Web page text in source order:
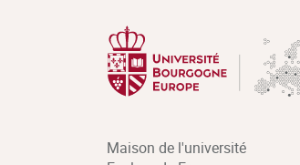
Maison de l'université